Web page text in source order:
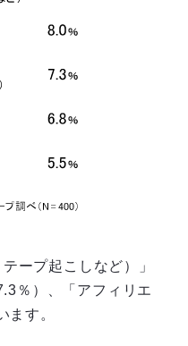
ープ起こしなど）」
％）、「アフィリエ
す。